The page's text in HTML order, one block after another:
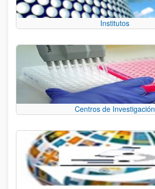
Institutos
Centros de Investigación